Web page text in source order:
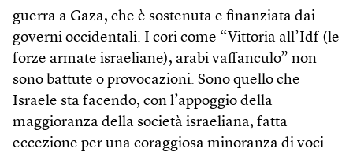
guerra a Gaza, che è sostenuta e finanziata dai
governi occidentali. I cori come “Vittoria all’Idf (le
forze armate israeliane), arabi vaffanculo” non
sono battute o provocazioni. Sono quello che
Israele sta facendo, con l’appoggio della
maggioranza della società israeliana, fatta
eccezione per una coraggiosa minoranza di voci